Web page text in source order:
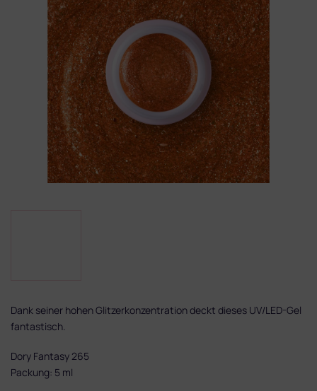
Dank seiner hohen Glitzerkonzentration deckt dieses UV/LED-Gel
fantastisch.
Dory Fantasy 265
Packung: 5 ml